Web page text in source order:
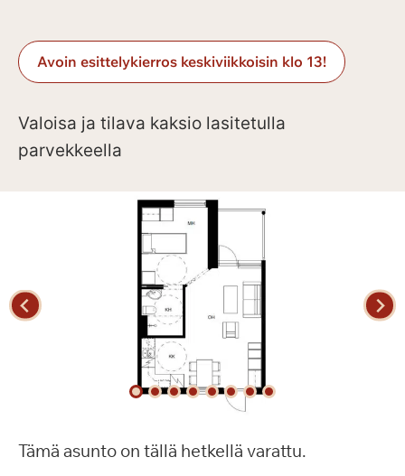
Avoin esittelykierros keskiviikkoisin klo 13!
Valoisa ja tilava kaksio lasitetulla
parvekkeella
Tämä asunto on tällä hetkellä varattu.